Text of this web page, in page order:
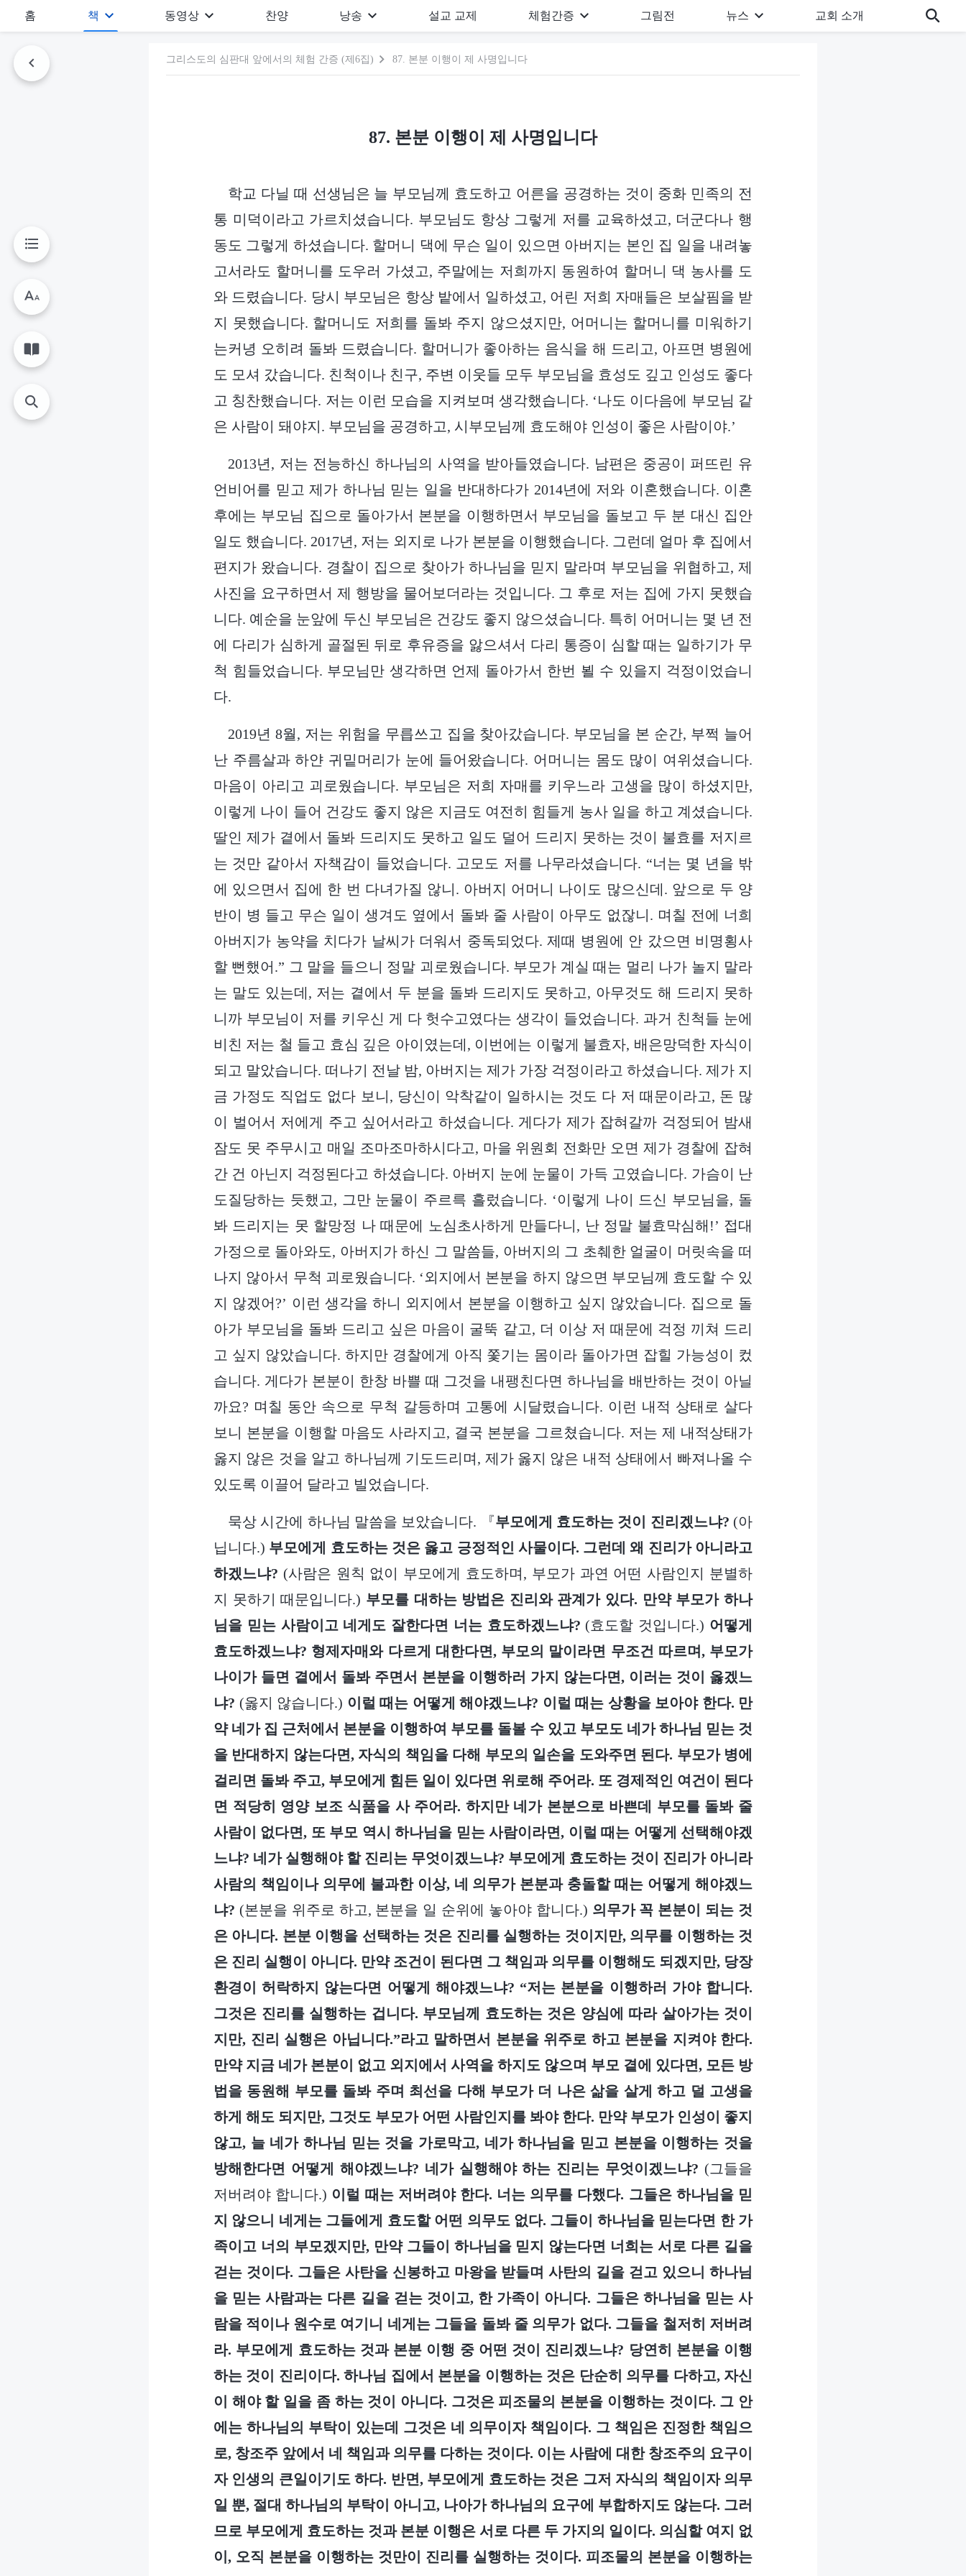
홈 책 동영상 찬양 낭송 설교 교제 체험간증 그림전 뉴스 교회 소개
그리스도의 심판대 앞에서의 체험 간증 (제6집) 87. 본분 이행이 제 사명입니다
87. 본분 이행이 제 사명입니다
학교 다닐 때 선생님은 늘 부모님께 효도하고 어른을 공경하는 것이 중화 민족의 전
통 미덕이라고 가르치셨습니다. 부모님도 항상 그렇게 저를 교육하셨고, 더군다나 행
동도 그렇게 하셨습니다. 할머니 댁에 무슨 일이 있으면 아버지는 본인 집 일을 내려놓
고서라도 할머니를 도우러 가셨고, 주말에는 저희까지 동원하여 할머니 댁 농사를 도
와 드렸습니다. 당시 부모님은 항상 밭에서 일하셨고, 어린 저희 자매들은 보살핌을 받
지 못했습니다. 할머니도 저희를 돌봐 주지 않으셨지만, 어머니는 할머니를 미워하기
는커녕 오히려 돌봐 드렸습니다. 할머니가 좋아하는 음식을 해 드리고, 아프면 병원에
도 모셔 갔습니다. 친척이나 친구, 주변 이웃들 모두 부모님을 효성도 깊고 인성도 좋다
고 칭찬했습니다. 저는 이런 모습을 지켜보며 생각했습니다. ‘나도 이다음에 부모님 같
은 사람이 돼야지. 부모님을 공경하고, 시부모님께 효도해야 인성이 좋은 사람이야.’
2013년, 저는 전능하신 하나님의 사역을 받아들였습니다. 남편은 중공이 퍼뜨린 유
언비어를 믿고 제가 하나님 믿는 일을 반대하다가 2014년에 저와 이혼했습니다. 이혼
후에는 부모님 집으로 돌아가서 본분을 이행하면서 부모님을 돌보고 두 분 대신 집안
일도 했습니다. 2017년, 저는 외지로 나가 본분을 이행했습니다. 그런데 얼마 후 집에서
편지가 왔습니다. 경찰이 집으로 찾아가 하나님을 믿지 말라며 부모님을 위협하고, 제
사진을 요구하면서 제 행방을 물어보더라는 것입니다. 그 후로 저는 집에 가지 못했습
니다. 예순을 눈앞에 두신 부모님은 건강도 좋지 않으셨습니다. 특히 어머니는 몇 년 전
에 다리가 심하게 골절된 뒤로 후유증을 앓으셔서 다리 통증이 심할 때는 일하기가 무
척 힘들었습니다. 부모님만 생각하면 언제 돌아가서 한번 뵐 수 있을지 걱정이었습니
다.
2019년 8월, 저는 위험을 무릅쓰고 집을 찾아갔습니다. 부모님을 본 순간, 부쩍 늘어
난 주름살과 하얀 귀밑머리가 눈에 들어왔습니다. 어머니는 몸도 많이 여위셨습니다.
마음이 아리고 괴로웠습니다. 부모님은 저희 자매를 키우느라 고생을 많이 하셨지만,
이렇게 나이 들어 건강도 좋지 않은 지금도 여전히 힘들게 농사 일을 하고 계셨습니다.
딸인 제가 곁에서 돌봐 드리지도 못하고 일도 덜어 드리지 못하는 것이 불효를 저지르
는 것만 같아서 자책감이 들었습니다. 고모도 저를 나무라셨습니다. “너는 몇 년을 밖
에 있으면서 집에 한 번 다녀가질 않니. 아버지 어머니 나이도 많으신데. 앞으로 두 양
반이 병 들고 무슨 일이 생겨도 옆에서 돌봐 줄 사람이 아무도 없잖니. 며칠 전에 너희
아버지가 농약을 치다가 날씨가 더워서 중독되었다. 제때 병원에 안 갔으면 비명횡사
할 뻔했어.” 그 말을 들으니 정말 괴로웠습니다. 부모가 계실 때는 멀리 나가 놀지 말라
는 말도 있는데, 저는 곁에서 두 분을 돌봐 드리지도 못하고, 아무것도 해 드리지 못하
니까 부모님이 저를 키우신 게 다 헛수고였다는 생각이 들었습니다. 과거 친척들 눈에
비친 저는 철 들고 효심 깊은 아이였는데, 이번에는 이렇게 불효자, 배은망덕한 자식이
되고 말았습니다. 떠나기 전날 밤, 아버지는 제가 가장 걱정이라고 하셨습니다. 제가 지
금 가정도 직업도 없다 보니, 당신이 악착같이 일하시는 것도 다 저 때문이라고, 돈 많
이 벌어서 저에게 주고 싶어서라고 하셨습니다. 게다가 제가 잡혀갈까 걱정되어 밤새
잠도 못 주무시고 매일 조마조마하시다고, 마을 위원회 전화만 오면 제가 경찰에 잡혀
간 건 아닌지 걱정된다고 하셨습니다. 아버지 눈에 눈물이 가득 고였습니다. 가슴이 난
도질당하는 듯했고, 그만 눈물이 주르륵 흘렀습니다. ‘이렇게 나이 드신 부모님을, 돌
봐 드리지는 못 할망정 나 때문에 노심초사하게 만들다니, 난 정말 불효막심해!’ 접대
가정으로 돌아와도, 아버지가 하신 그 말씀들, 아버지의 그 초췌한 얼굴이 머릿속을 떠
나지 않아서 무척 괴로웠습니다. ‘외지에서 본분을 하지 않으면 부모님께 효도할 수 있
지 않겠어?’ 이런 생각을 하니 외지에서 본분을 이행하고 싶지 않았습니다. 집으로 돌
아가 부모님을 돌봐 드리고 싶은 마음이 굴뚝 같고, 더 이상 저 때문에 걱정 끼쳐 드리
고 싶지 않았습니다. 하지만 경찰에게 아직 쫓기는 몸이라 돌아가면 잡힐 가능성이 컸
습니다. 게다가 본분이 한창 바쁠 때 그것을 내팽친다면 하나님을 배반하는 것이 아닐
까요? 며칠 동안 속으로 무척 갈등하며 고통에 시달렸습니다. 이런 내적 상태로 살다
보니 본분을 이행할 마음도 사라지고, 결국 본분을 그르쳤습니다. 저는 제 내적상태가
옳지 않은 것을 알고 하나님께 기도드리며, 제가 옳지 않은 내적 상태에서 빠져나올 수
있도록 이끌어 달라고 빌었습니다.
묵상 시간에 하나님 말씀을 보았습니다. 『부모에게 효도하는 것이 진리겠느냐? (아
닙니다.) 부모에게 효도하는 것은 옳고 긍정적인 사물이다. 그런데 왜 진리가 아니라고
하겠느냐? (사람은 원칙 없이 부모에게 효도하며, 부모가 과연 어떤 사람인지 분별하
지 못하기 때문입니다.) 부모를 대하는 방법은 진리와 관계가 있다. 만약 부모가 하나
님을 믿는 사람이고 네게도 잘한다면 너는 효도하겠느냐? (효도할 것입니다.) 어떻게
효도하겠느냐? 형제자매와 다르게 대한다면, 부모의 말이라면 무조건 따르며, 부모가
나이가 들면 곁에서 돌봐 주면서 본분을 이행하러 가지 않는다면, 이러는 것이 옳겠느
냐? (옳지 않습니다.) 이럴 때는 어떻게 해야겠느냐? 이럴 때는 상황을 보아야 한다. 만
약 네가 집 근처에서 본분을 이행하여 부모를 돌볼 수 있고 부모도 네가 하나님 믿는 것
을 반대하지 않는다면, 자식의 책임을 다해 부모의 일손을 도와주면 된다. 부모가 병에
걸리면 돌봐 주고, 부모에게 힘든 일이 있다면 위로해 주어라. 또 경제적인 여건이 된다
면 적당히 영양 보조 식품을 사 주어라. 하지만 네가 본분으로 바쁜데 부모를 돌봐 줄
사람이 없다면, 또 부모 역시 하나님을 믿는 사람이라면, 이럴 때는 어떻게 선택해야겠
느냐? 네가 실행해야 할 진리는 무엇이겠느냐? 부모에게 효도하는 것이 진리가 아니라
사람의 책임이나 의무에 불과한 이상, 네 의무가 본분과 충돌할 때는 어떻게 해야겠느
냐? (본분을 위주로 하고, 본분을 일 순위에 놓아야 합니다.) 의무가 꼭 본분이 되는 것
은 아니다. 본분 이행을 선택하는 것은 진리를 실행하는 것이지만, 의무를 이행하는 것
은 진리 실행이 아니다. 만약 조건이 된다면 그 책임과 의무를 이행해도 되겠지만, 당장
환경이 허락하지 않는다면 어떻게 해야겠느냐? “저는 본분을 이행하러 가야 합니다.
그것은 진리를 실행하는 겁니다. 부모님께 효도하는 것은 양심에 따라 살아가는 것이
지만, 진리 실행은 아닙니다.”라고 말하면서 본분을 위주로 하고 본분을 지켜야 한다.
만약 지금 네가 본분이 없고 외지에서 사역을 하지도 않으며 부모 곁에 있다면, 모든 방
법을 동원해 부모를 돌봐 주며 최선을 다해 부모가 더 나은 삶을 살게 하고 덜 고생을
하게 해도 되지만, 그것도 부모가 어떤 사람인지를 봐야 한다. 만약 부모가 인성이 좋지
않고, 늘 네가 하나님 믿는 것을 가로막고, 네가 하나님을 믿고 본분을 이행하는 것을
방해한다면 어떻게 해야겠느냐? 네가 실행해야 하는 진리는 무엇이겠느냐? (그들을
저버려야 합니다.) 이럴 때는 저버려야 한다. 너는 의무를 다했다. 그들은 하나님을 믿
지 않으니 네게는 그들에게 효도할 어떤 의무도 없다. 그들이 하나님을 믿는다면 한 가
족이고 너의 부모겠지만, 만약 그들이 하나님을 믿지 않는다면 너희는 서로 다른 길을
걷는 것이다. 그들은 사탄을 신봉하고 마왕을 받들며 사탄의 길을 걷고 있으니 하나님
을 믿는 사람과는 다른 길을 걷는 것이고, 한 가족이 아니다. 그들은 하나님을 믿는 사
람을 적이나 원수로 여기니 네게는 그들을 돌봐 줄 의무가 없다. 그들을 철저히 저버려
라. 부모에게 효도하는 것과 본분 이행 중 어떤 것이 진리겠느냐? 당연히 본분을 이행
하는 것이 진리이다. 하나님 집에서 본분을 이행하는 것은 단순히 의무를 다하고, 자신
이 해야 할 일을 좀 하는 것이 아니다. 그것은 피조물의 본분을 이행하는 것이다. 그 안
에는 하나님의 부탁이 있는데 그것은 네 의무이자 책임이다. 그 책임은 진정한 책임으
로, 창조주 앞에서 네 책임과 의무를 다하는 것이다. 이는 사람에 대한 창조주의 요구이
자 인생의 큰일이기도 하다. 반면, 부모에게 효도하는 것은 그저 자식의 책임이자 의무
일 뿐, 절대 하나님의 부탁이 아니고, 나아가 하나님의 요구에 부합하지도 않는다. 그러
므로 부모에게 효도하는 것과 본분 이행은 서로 다른 두 가지의 일이다. 의심할 여지 없
이, 오직 본분을 이행하는 것만이 진리를 실행하는 것이다. 피조물의 본분을 이행하는